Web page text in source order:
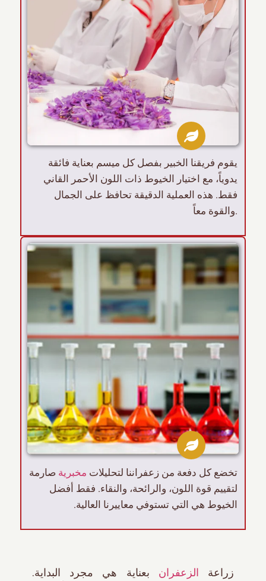
يقوم فريقنا الخبير بفصل كل ميسم بعناية فائقة
يدوياً، مع اختيار الخيوط ذات اللون الأحمر القاني
فقط. هذه العملية الدقيقة تحافظ على الجمال
والقوة معاً.
تخضع كل دفعة من زعفراننا لتحليلات مخبرية صارمة
لتقييم قوة اللون، والرائحة، والنقاء. فقط أفضل
الخيوط هي التي تستوفي معاييرنا العالية.
زراعة الزعفران بعناية هي مجرد البداية.